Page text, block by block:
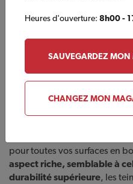
À propos de Sico
pour toutes vos surfaces en
aspect riche, semblable à
durabilité supérieure, les
Heures d'ouverture: 8h00 -
SAUVEGARDEZ
CHANGEZ MON